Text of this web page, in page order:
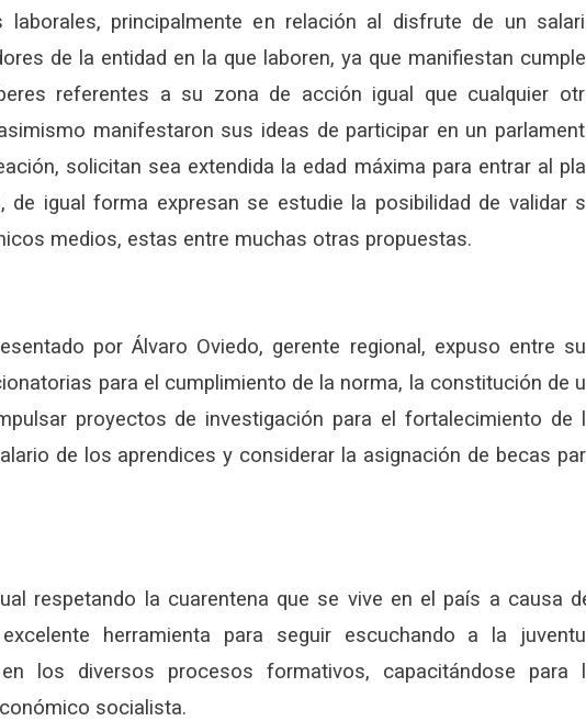
principalmente en relación al disfrute de un
de la entidad en la que laboren, ya que manifiestan
referentes a su zona de acción igual que cualquier
manifestaron sus ideas de participar en un
solicitan sea extendida la edad máxima para entrar al
igual forma expresan se estudie la posibilidad de validar
medios, estas entre muchas otras propuestas.
por Álvaro Oviedo, gerente regional, expuso entre
para el cumplimiento de la norma, la constitución de
proyectos de investigación para el fortalecimiento de
de los aprendices y considerar la asignación de becas
respetando la cuarentena que se vive en el país a causa
herramienta para seguir escuchando a la
los diversos procesos formativos, capacitándose para
socialista.